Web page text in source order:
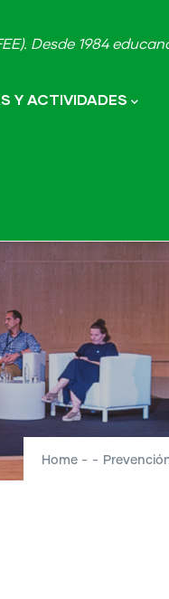
Desde 1984
Y ACTIVIDADES
Home - -